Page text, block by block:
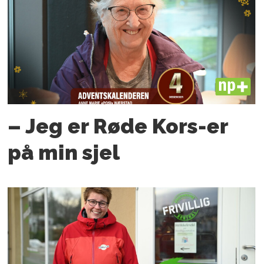
PLUS
– Jeg er Røde Kors-er
på min sjel